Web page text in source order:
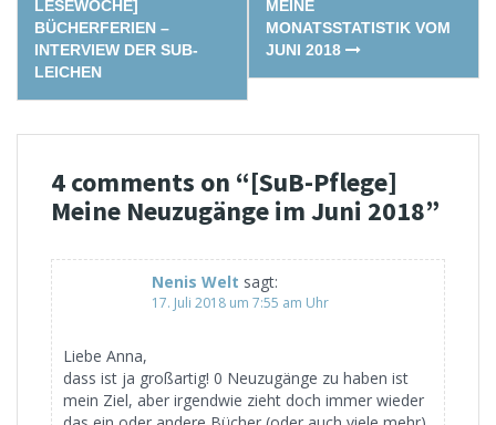
navigation
LESEWOCHE]
BÜCHERFERIEN –
INTERVIEW DER SUB-
LEICHEN
MEINE
MONATSSTATISTIK VOM
JUNI 2018
4 comments on “[SuB-Pflege]
Meine Neuzugänge im Juni 2018”
Nenis Welt sagt:
17. Juli 2018 um 7:55 am Uhr
Liebe Anna,
dass ist ja großartig! 0 Neuzugänge zu haben ist
mein Ziel, aber irgendwie zieht doch immer wieder